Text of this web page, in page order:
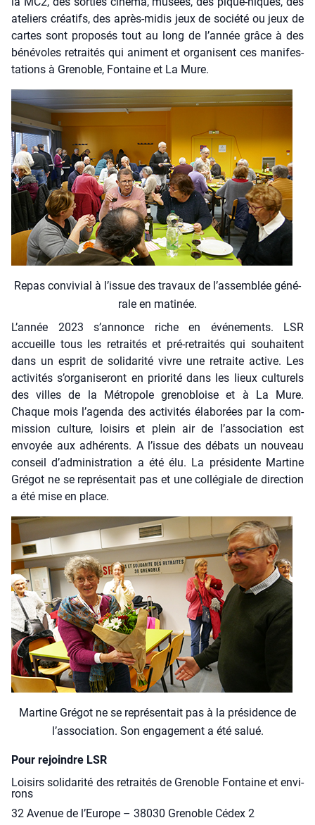
ate­liers créa­tifs, des après-midis jeux de socié­té ou jeux de
cartes sont pro­po­sés tout au long de l’année grâce à des
béné­voles retrai­tés qui animent et orga­nisent ces mani­fes­
ta­tions à Gre­noble, Fon­taine et La Mure.
Repas convi­vial à l’is­sue des tra­vaux de l’as­sem­blée géné­
rale en mati­née.
L’année 2023 s’annonce riche en évé­ne­ments. LSR
accueille tous les retrai­tés et pré-retrai­tés qui sou­haitent
dans un esprit de soli­da­ri­té vivre une retraite active. Les
acti­vi­tés s’organiseront en prio­ri­té dans les lieux cultu­rels
des villes de la Métro­pole gre­no­bloise et à La Mure.
Chaque mois l’agenda des acti­vi­tés éla­bo­rées par la com­
mis­sion culture, loi­sirs et plein air de l’association est
envoyée aux adhé­rents. A l’issue des débats un nou­veau
conseil d’administration a été élu. La pré­si­dente Mar­tine
Gré­got ne se repré­sen­tait pas et une col­lé­giale de direc­tion
a été mise en place.
Mar­tine Gré­got ne se repré­sen­tait pas à la pré­si­dence de
l’as­so­cia­tion. Son enga­ge­ment a été salué.
Pour rejoindre LSR
Loi­sirs soli­da­ri­té des retrai­tés de Gre­noble Fon­taine et envi­
rons
32 Ave­nue de l’Europe – 38030 Gre­noble Cédex 2